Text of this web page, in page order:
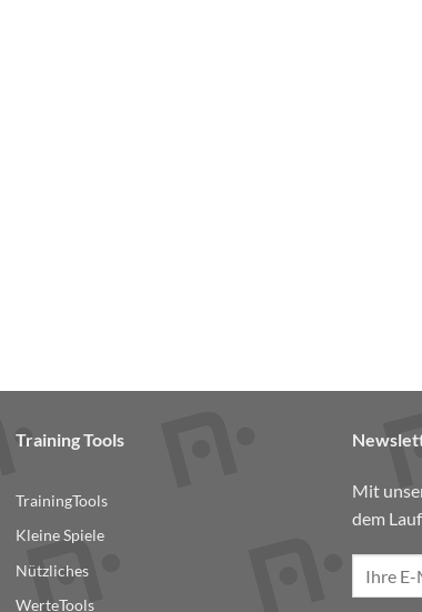
Training Tools
TrainingTools
Kleine Spiele
Nützliches
WerteTools
Mit
dem